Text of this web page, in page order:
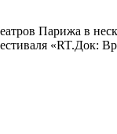
Парижа в